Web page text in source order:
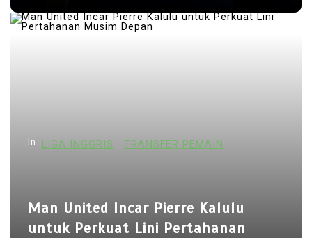
In LIGA INGGRIS TRANSFER PEMAIN
Man United Incar Pierre Kalulu
untuk Perkuat Lini Pertahanan